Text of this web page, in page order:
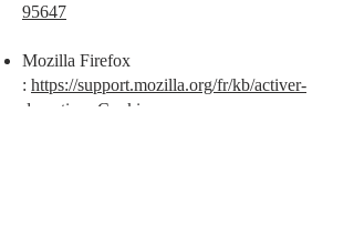
95647
Mozilla Firefox
: https://support.mozilla.org/fr/kb/activer-
desactiver-Cookies